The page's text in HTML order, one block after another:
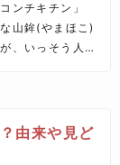
ンチキチン」
山鉾(やまほこ)
、いっそう人
由来や見ど